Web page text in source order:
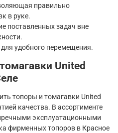
правильно
в руке.
поставленных задач вне
удобного перемещения.
United
топоры и томагавки United
качества. В ассортименте
эксплуатационными
фирменных топоров в Красное